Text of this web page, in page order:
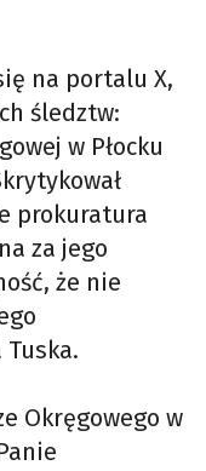
na portalu X,
śledztw:
w Płocku
prokuratura
za jego
że nie
Okręgowego w